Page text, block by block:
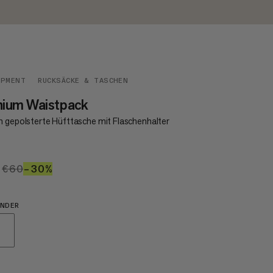
RUCKSÄCKE & TASCHEN
Waistpack
gepolsterte Hüfttasche mit Flaschenhalter
€42
€60€60
–30%